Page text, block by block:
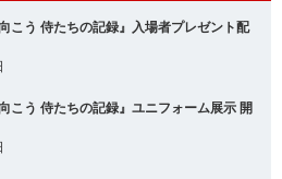
こう 侍たちの記録』入場者プレゼント配
こう 侍たちの記録』ユニフォーム展示 開